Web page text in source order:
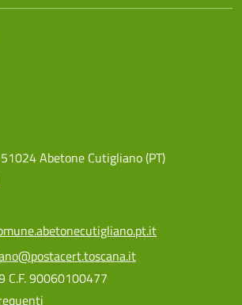
Abetone Cutigliano (PT)
C.F. 90060100477